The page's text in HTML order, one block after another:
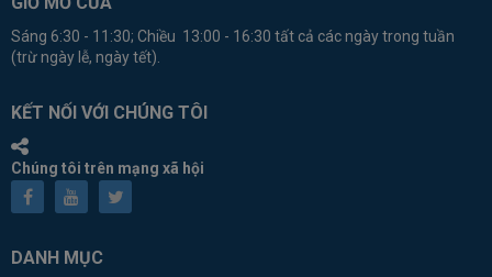
Sáng 6:30 - 11:30; Chiều 13:00 - 16:30 tất cả các ngày trong tuần
(trừ ngày lễ, ngày tết).
KẾT NỐI VỚI CHÚNG TÔI
Chúng tôi trên mạng xã hội
DANH MỤC